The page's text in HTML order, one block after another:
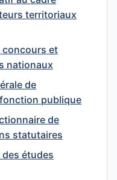
territoriaux
concours et
nationaux
de
publique
de
statutaires
études